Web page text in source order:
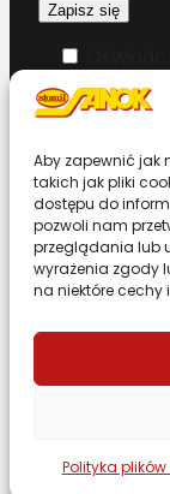
Aby zapewnić jak
takich jak pliki
dostępu do
pozwoli nam
przeglądania lub
wyrażenia zgody
na niektóre cechy
Polityka
warunki
Przewiń